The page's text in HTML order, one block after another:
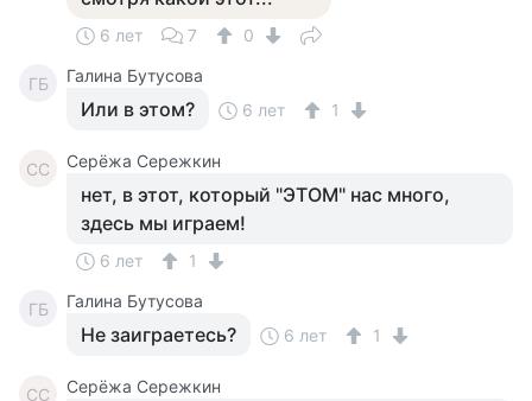
6 лет 7 0
ГБ Галина Бутусова
Или в этом? 6 лет 1
СС Серёжа Сережкин
нет, в этот, который "ЭТОМ" нас много,
здесь мы играем!
6 лет 1
ГБ Галина Бутусова
Не заиграетесь? 6 лет 1
СС Серёжа Сережкин